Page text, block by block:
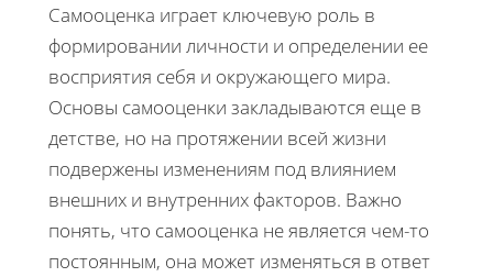
Самооценка играет ключевую роль в
формировании личности и определении ее
восприятия себя и окружающего мира.
Основы самооценки закладываются еще в
детстве, но на протяжении всей жизни
подвержены изменениям под влиянием
внешних и внутренних факторов. Важно
понять, что самооценка не является чем-то
постоянным, она может изменяться в ответ